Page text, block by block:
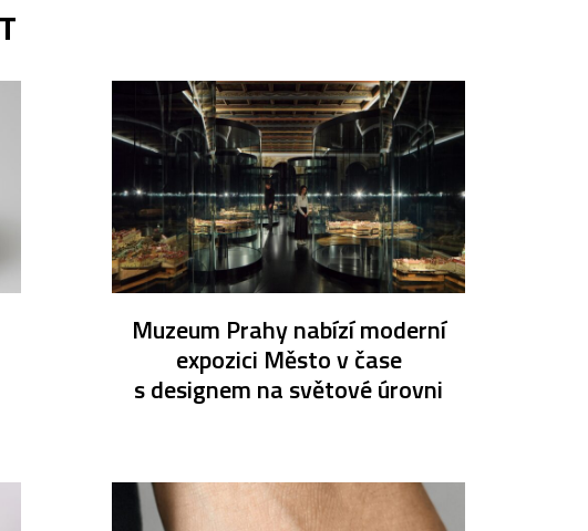
Muzeum Prahy nabízí moderní
expozici Město v čase
s designem na světové úrovni